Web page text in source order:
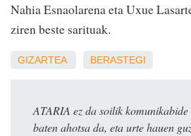
Nahia Esnaolarena eta Uxue
ziren beste sarituak.
GIZARTEA BERASTEGI
ATARIA ez da soilik
baten ahotsa da, eta urte hauen